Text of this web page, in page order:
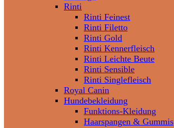
Rinti
Rinti Feinest
Rinti Filetto
Rinti Gold
Rinti Kennerfleisch
Rinti Leichte Beute
Rinti Sensible
Rinti Singlefleisch
Royal Canin
Hundebekleidung
Funktions-Kleidung
Haarspangen & Gummis